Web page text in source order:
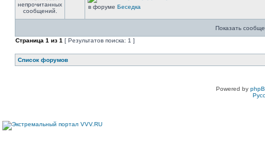
в форуме Беседка
Показать
Страница 1 из 1 [ Результатов поиска: 1 ]
Список форумов
Powered by